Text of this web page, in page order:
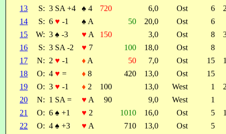
13
S: 3 SA +4 ♠ 4 720 6,0 Ost 6
14
S: 6 ♥ -1 ♠ A 50 20,0 Ost
6
15
W: 3 ♠ -3 ♥ A 150 3,0 Ost 8
16
S: 3 SA -2 ♥ 7 100 18,0 Ost
8
17
N: 2 ♥ -1 ♦ A 50 7,0 Ost 15
18
O: 4 ♥ = ♦ 8 420 13,0 Ost
15
19
O: 3 ♥ -1 ♦ 2 100 13,0 West 1
20
N: 1 SA = ♥ A 90 9,0 West
1
21
O: 6 ♠ +1 ♥ 2 1010 16,0 Ost 5
22
O: 4 ♠ +3 ♥ A 710 13,0 Ost
5